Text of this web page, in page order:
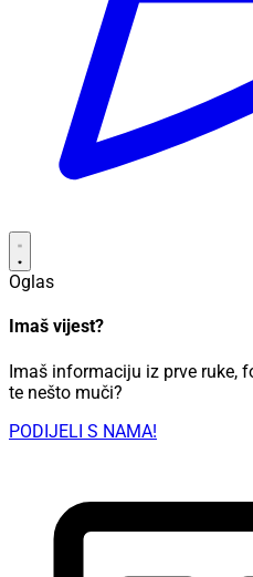
Oglas
Imaš vijest?
Imaš informaciju iz prve ruke,
te nešto muči?
PODIJELI S NAMA!